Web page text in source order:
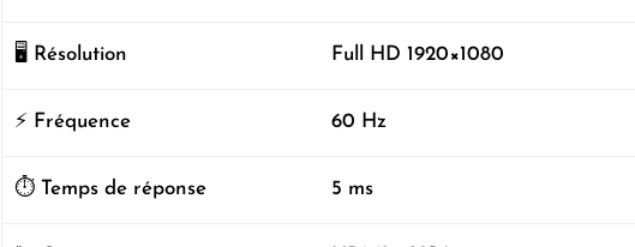
🖥️ Résolution Full HD 1920×1080
⚡ Fréquence 60 Hz
⏱️ Temps de réponse 5 ms